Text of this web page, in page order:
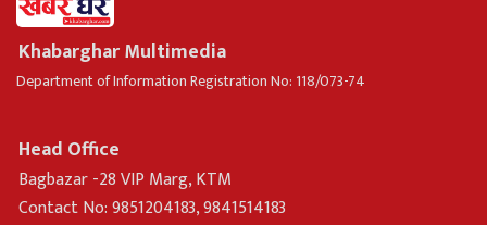
Khabarghar Multimedia
Department of Information Registration No: 118/073-74
Head Office
Bagbazar -28 VIP Marg, KTM
Contact No: 9851204183, 9841514183